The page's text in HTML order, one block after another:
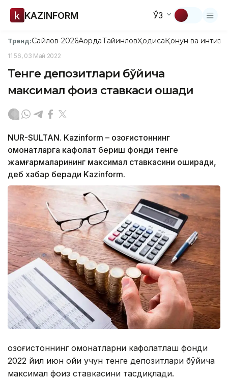
KAZINFORM ЎЗ
Тренд:Сайлов-2026АқордаТайинловҲодисаҚонун ва
11:56, 03 Май 2022
Тенге депозитлари бўйича
максимал фоиз ставкаси ошади
NUR-SULTAN. Kazinform – Қозоғистоннинг
омонатларга кафолат бериш фонди тенге
жамғармаларининг максимал ставкасини оширади,
деб хабар беради Kazinform.
Қозоғистоннинг омонатларни кафолатлаш фонди
2022 йил июн ойи учун тенге депозитлари бўйича
максимал фоиз ставкасини тасдиқлади.